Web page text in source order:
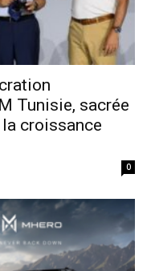
Tunisie, sacrée
croissance
0